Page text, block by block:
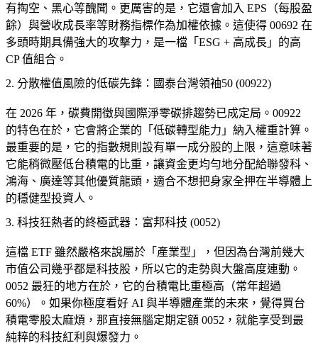
有掏空、黑心等醜聞。更厲害的是，它還會加入 EPS（每股盈
餘）與營收成長率等財務指標作為加權依據。這使得 00692 在
多頭時期具備強大的攻擊力，是一檔「ESG + 高成長」的高
CP 值組合。
2. 分散權值風險的低碳先鋒：國泰台灣領袖50 (00922)
在 2026 年，碳費開徵與國際淨零碳排趨勢已成定局。00922
的特色在於，它會將企業的「低碳轉型能力」納入權重計算。
最重要的是，它的指數規則設有單一成分股的上限，這意味著
它能稍微壓低台積電的比重，讓資金更均勻地分配給聯發科、
鴻海、廣達等其他優質龍頭，適合不想把身家全押在半導體上
的穩健型投資人。
3. 科技狂熱者的終極武器：富邦科技 (0052)
這檔 ETF 雖然嚴格來說屬於「產業型」，但因為台灣前幾大
市值公司幾乎都是科技股，所以它的走勢與大盤高度連動。
0052 最狂的地方在於，它的台積電比重極高（常年超過
60%）。如果你極度看好 AI 與半導體產業的未來，覺得買台
積電零股太麻煩，那直接無腦定期定額 0052，就能享受到最
純粹的科技紅利與爆發力。